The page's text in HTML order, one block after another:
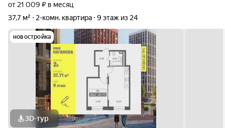
от 21 009 ₽ в месяц
37,7 м²
2-комн. квартира 9 этаж из 24
новостройка
3D-тур